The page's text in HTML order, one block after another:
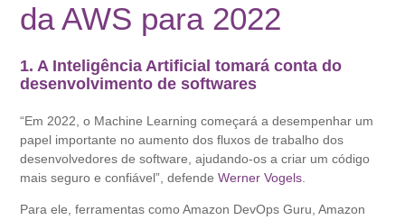
da AWS para 2022
1. A Inteligência Artificial tomará conta do
desenvolvimento de softwares
“Em 2022, o Machine Learning começará a desempenhar um
papel importante no aumento dos fluxos de trabalho dos
desenvolvedores de software, ajudando-os a criar um código
mais seguro e confiável”, defendeWerner Vogels
Para ele, ferramentas como Amazon DevOps Guru, Amazon